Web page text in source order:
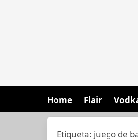
Home Flair
Etiqueta: juego de